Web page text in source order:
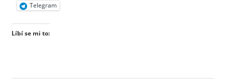
Telegram
Líbí se mi to: